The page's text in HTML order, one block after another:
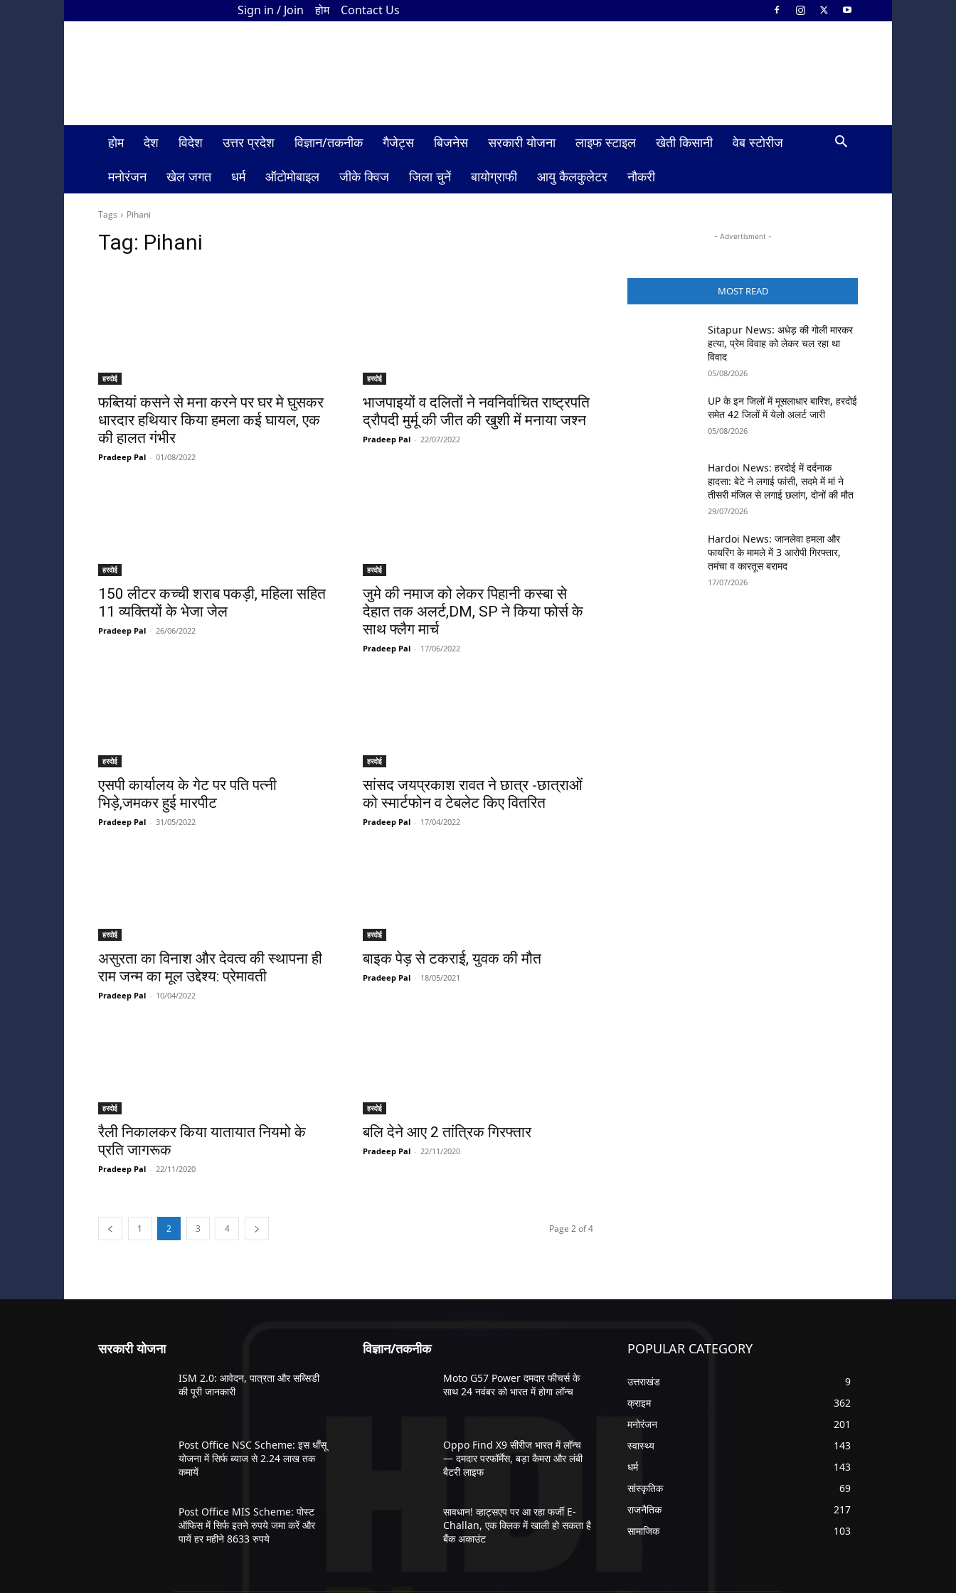
Sign in / Join होम Contact Us
होम देश विदेश उत्तर प्रदेश विज्ञान/तकनीक गैजेट्स बिजनेस सरकारी योजना लाइफ स्टाइल खेती किसानी
वेब स्टोरीज
मनोरंजन
खेल जगत धर्म ऑटोमोबाइल जीके क्विज जिला चुनें बायोग्राफी आयु कैलकुलेटर नौकरी
Tags Pihani
Tag: Pihani
हरदोई
फब्तियां कसने से मना करने पर घर मे घुसकर
धारदार हथियार किया हमला कई घायल, एक
की हालत गंभीर
Pradeep Pal - 01/08/2022
हरदोई
भाजपाइयों व दलितों ने नवनिर्वाचित राष्ट्रपति
द्रौपदी मुर्मू की जीत की खुशी में मनाया जश्न
Pradeep Pal - 22/07/2022
हरदोई
150 लीटर कच्ची शराब पकड़ी, महिला सहित
11 व्यक्तियों के भेजा जेल
Pradeep Pal - 26/06/2022
हरदोई
जुमे की नमाज को लेकर पिहानी कस्बा से
देहात तक अलर्ट,DM, SP ने किया फोर्स के
साथ फ्लैग मार्च
Pradeep Pal - 17/06/2022
हरदोई
एसपी कार्यालय के गेट पर पति पत्नी
भिड़े,जमकर हुई मारपीट
Pradeep Pal - 31/05/2022
हरदोई
सांसद जयप्रकाश रावत ने छात्र -छात्राओं
को स्मार्टफोन व टेबलेट किए वितरित
Pradeep Pal - 17/04/2022
हरदोई
असुरता का विनाश और देवत्व की स्थापना ही
राम जन्म का मूल उद्देश्य: प्रेमावती
Pradeep Pal - 10/04/2022
हरदोई
बाइक पेड़ से टकराई, युवक की मौत
Pradeep Pal - 18/05/2021
हरदोई
रैली निकालकर किया यातायात नियमो के
प्रति जागरूक
Pradeep Pal - 22/11/2020
हरदोई
बलि देने आए 2 तांत्रिक गिरफ्तार
Pradeep Pal - 22/11/2020
1 2 3 4 Page 2 of 4
- Advertisment -
MOST READ
Sitapur News: अधेड़ की गोली मारकर
हत्या, प्रेम विवाह को लेकर चल रहा था
विवाद
05/08/2026
UP के इन जिलों में मूसलाधार बारिश, हरदोई
समेत 42 जिलों में येलो अलर्ट जारी
05/08/2026
Hardoi News: हरदोई में दर्दनाक
हादसा: बेटे ने लगाई फांसी, सदमे में मां ने
तीसरी मंजिल से लगाई छलांग, दोनों की मौत
29/07/2026
Hardoi News: जानलेवा हमला और
फायरिंग के मामले में 3 आरोपी गिरफ्तार,
तमंचा व कारतूस बरामद
17/07/2026
सरकारी योजना
ISM 2.0: आवेदन, पात्रता और सब्सिडी
की पूरी जानकारी
Post Office NSC Scheme: इस धाँसू
योजना में सिर्फ ब्याज से 2.24 लाख तक
कमायें
Post Office MIS Scheme: पोस्ट
ऑफिस में सिर्फ इतने रुपये जमा करें और
पायें हर महीने 8633 रुपये
विज्ञान/तकनीक
Moto G57 Power दमदार फीचर्स के
साथ 24 नवंबर को भारत में होगा लॉन्च
Oppo Find X9 सीरीज भारत में लॉन्च
— दमदार परफॉर्मेंस, बड़ा कैमरा और लंबी
बैटरी लाइफ
सावधान! व्हाट्सएप पर आ रहा फर्जी E-
Challan, एक क्लिक में खाली हो सकता है
बैंक अकाउंट
POPULAR CATEGORY
उत्तराखंड
9
क्राइम
362
मनोरंजन
201
स्वास्थ्य
143
धर्म
143
सांस्कृतिक
69
राजनैतिक
217
सामाजिक
103